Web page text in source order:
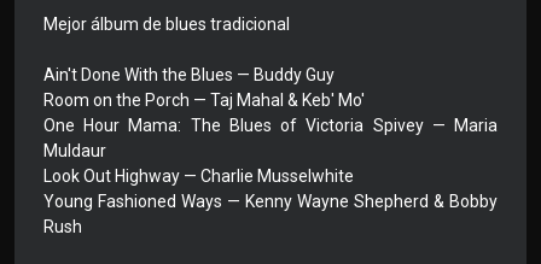
Mejor álbum de blues tradicional
Ain't Done With the Blues — Buddy Guy
Room on the Porch — Taj Mahal & Keb' Mo'
One Hour Mama: The Blues of Victoria Spivey — Maria
Muldaur
Look Out Highway — Charlie Musselwhite
Young Fashioned Ways — Kenny Wayne Shepherd & Bobby
Rush